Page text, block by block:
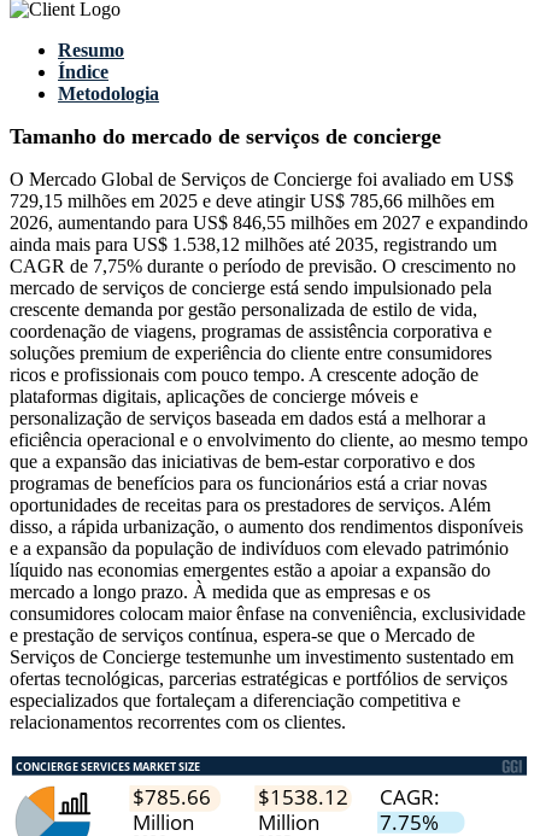
Resumo
Índice
Metodologia
Tamanho do mercado de serviços de concierge
O Mercado Global de Serviços de Concierge foi avaliado em US$
729,15 milhões em 2025 e deve atingir US$ 785,66 milhões em
2026, aumentando para US$ 846,55 milhões em 2027 e expandindo
ainda mais para US$ 1.538,12 milhões até 2035, registrando um
CAGR de 7,75% durante o período de previsão. O crescimento no
mercado de serviços de concierge está sendo impulsionado pela
crescente demanda por gestão personalizada de estilo de vida,
coordenação de viagens, programas de assistência corporativa e
soluções premium de experiência do cliente entre consumidores
ricos e profissionais com pouco tempo. A crescente adoção de
plataformas digitais, aplicações de concierge móveis e
personalização de serviços baseada em dados está a melhorar a
eficiência operacional e o envolvimento do cliente, ao mesmo tempo
que a expansão das iniciativas de bem-estar corporativo e dos
programas de benefícios para os funcionários está a criar novas
oportunidades de receitas para os prestadores de serviços. Além
disso, a rápida urbanização, o aumento dos rendimentos disponíveis
e a expansão da população de indivíduos com elevado património
líquido nas economias emergentes estão a apoiar a expansão do
mercado a longo prazo. À medida que as empresas e os
consumidores colocam maior ênfase na conveniência, exclusividade
e prestação de serviços contínua, espera-se que o Mercado de
Serviços de Concierge testemunhe um investimento sustentado em
ofertas tecnológicas, parcerias estratégicas e portfólios de serviços
especializados que fortaleçam a diferenciação competitiva e
relacionamentos recorrentes com os clientes.